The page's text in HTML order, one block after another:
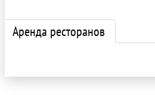
Аренда ресторанов